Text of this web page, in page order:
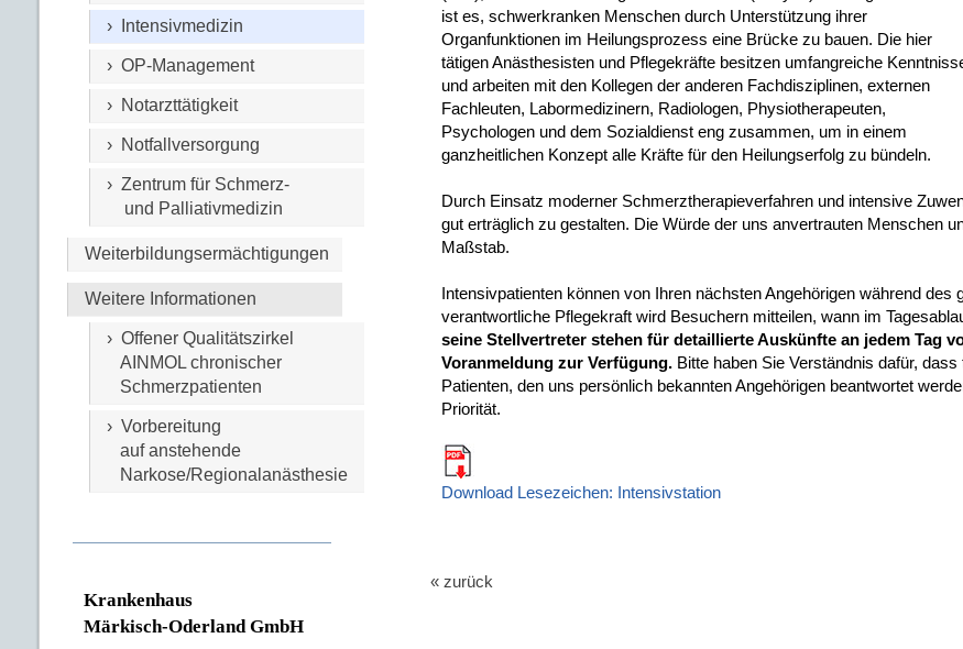
› Intensivmedizin
› OP-Management
› Notarzttätigkeit
› Notfallversorgung
› Zentrum für Schmerz-
und Palliativmedizin
Weiterbildungsermächtigungen
Weitere Informationen
› Offener Qualitätszirkel
AINMOL chronischer
Schmerzpatienten
› Vorbereitung
auf anstehende
Narkose/Regionalanästhesie
Krankenhaus
Märkisch-Oderland GmbH
ist es, schwerkranken Menschen durch Unterstützung ihrer
Organfunktionen im Heilungsprozess eine Brücke zu bauen. Die hier
tätigen Anästhesisten und Pflegekräfte besitzen umfangreiche
und arbeiten mit den Kollegen der anderen Fachdisziplinen, externen
Fachleuten, Labormedizinern, Radiologen, Physiotherapeuten,
Psychologen und dem Sozialdienst eng zusammen, um in einem
ganzheitlichen Konzept alle Kräfte für den Heilungserfolg zu bündeln.
Durch Einsatz moderner Schmerztherapieverfahren und intensive
gut erträglich zu gestalten. Die Würde der uns anvertrauten Menschen
Maßstab.
Intensivpatienten können von Ihren nächsten Angehörigen während des
verantwortliche Pflegekraft wird Besuchern mitteilen, wann im
seine Stellvertreter stehen für detaillierte Auskünfte an jedem Tag
Voranmeldung zur Verfügung.Bitte haben Sie Verständnis dafür,
Patienten, den uns persönlich bekannten Angehörigen beantwortet
Priorität.
Download Lesezeichen: Intensivstation
« zurück